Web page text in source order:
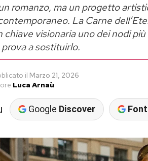
romanzo, ma un progetto
La Carne
chiave visionaria uno dei nodi
a sostituirlo.
il Marzo 21, 2026
Luca Arnaù
Google Discover